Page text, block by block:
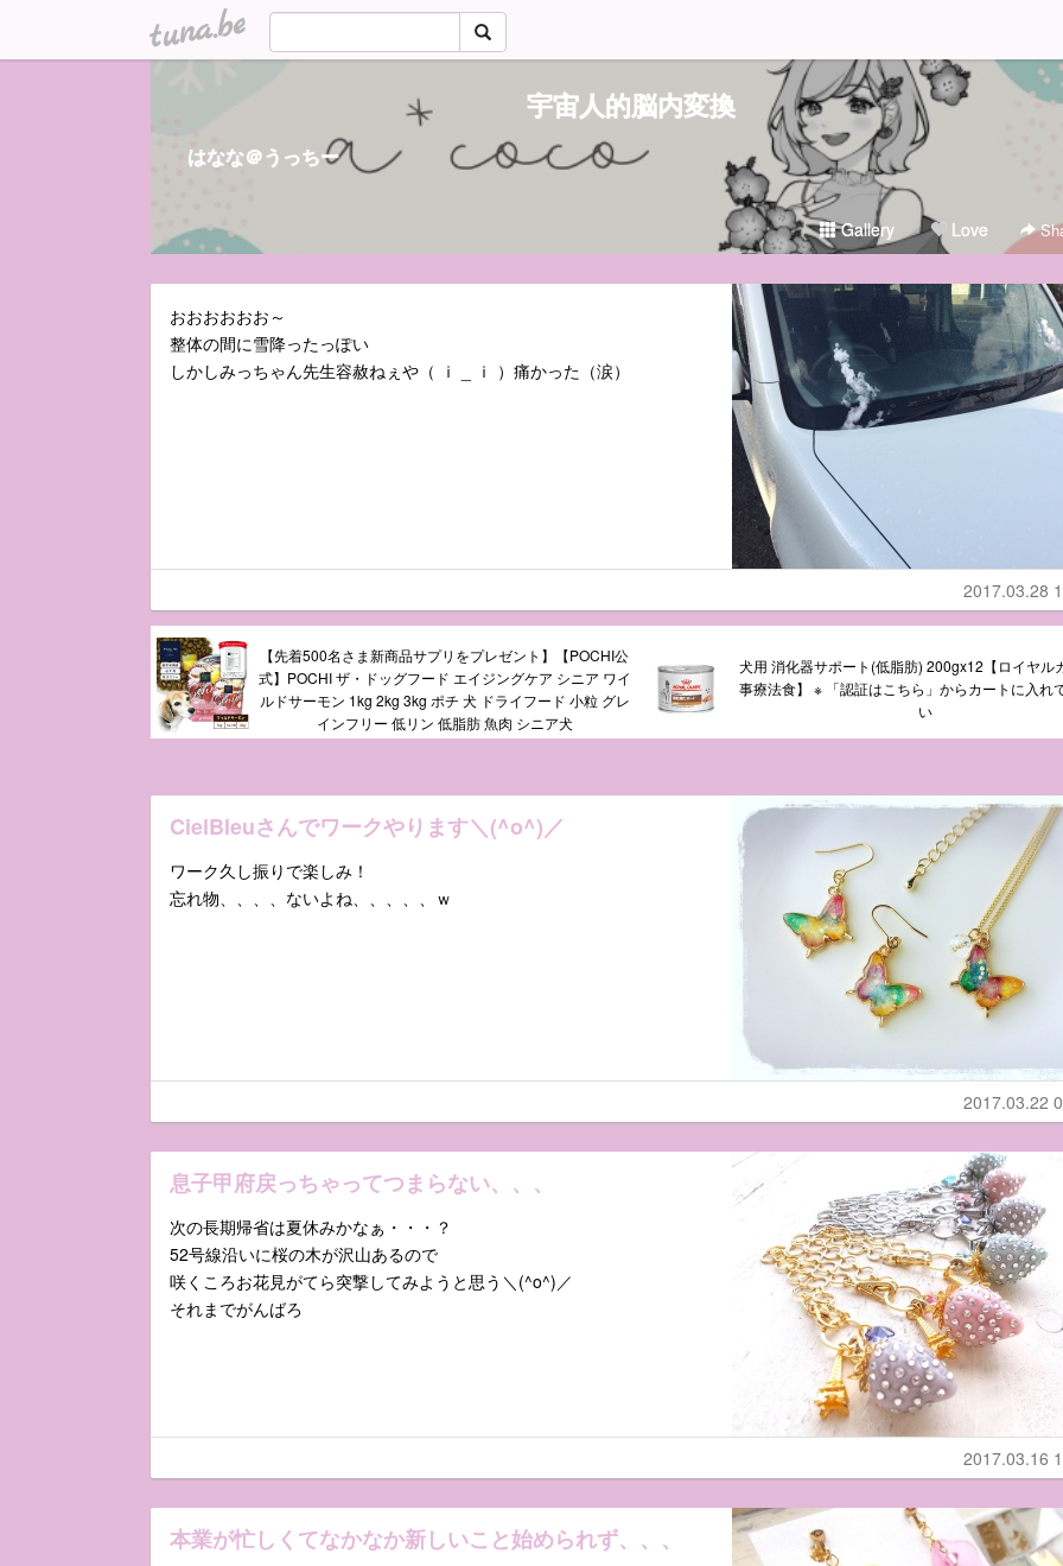
tuna.be
宇宙人的脳内変換
はなな＠うっちー
Gallery Love
おおおおおお～
整体の間に雪降ったっぽい
しかしみっちゃん先生容赦ねぇや（ ｉ _ ｉ ）痛かった（涙）
2017.03.28
【先着500名さま新商品サプリをプレゼント】【POCHI公
式】POCHI ザ・ドッグフード エイジングケア シニア ワイ
ルドサーモン 1kg 2kg 3kg ポチ 犬 ドライフード 小粒 グレ
インフリー 低リン 低脂肪 魚肉 シニア犬
犬用 消化器サポート(低脂肪) 200gx12【ロイヤル
事療法食】 ※ 「認証はこちら」からカートに入れ
い
CielBleuさんでワークやります＼(^o^)／
ワーク久し振りで楽しみ！
忘れ物、、、、ないよね、、、、、ｗ
2017.03.22
息子甲府戻っちゃってつまらない、、、
次の長期帰省は夏休みかなぁ・・・？
52号線沿いに桜の木が沢山あるので
咲くころお花見がてら突撃してみようと思う＼(^o^)／
それまでがんばろ
2017.03.16
本業が忙しくてなかなか新しいこと始められず、、、